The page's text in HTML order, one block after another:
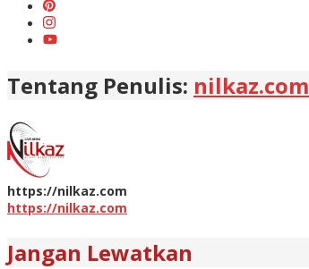
Tentang Penulis: nilkaz.com
https://nilkaz.com
https://nilkaz.com
Jangan Lewatkan